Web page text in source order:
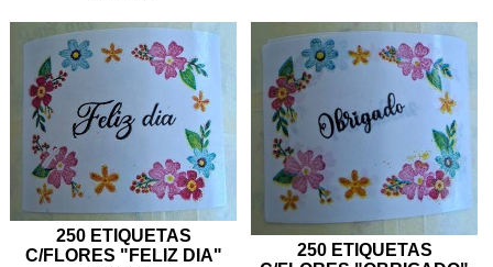
250 ETIQUETAS
C/FLORES "FELIZ DIA"
250 ETIQUETAS